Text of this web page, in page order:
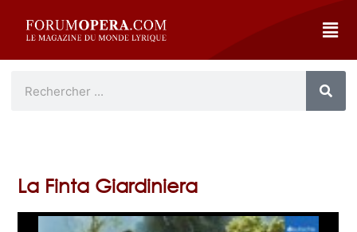
La Finta Giardiniera